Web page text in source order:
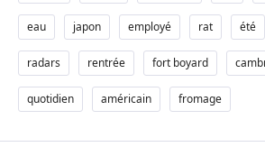
eau japon employé rat été
radars rentrée fort boyard
quotidien américain fromage